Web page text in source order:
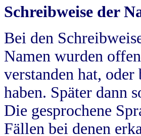
Schreibweise der
Bei den
Namen wurden
verstanden hat, oder
haben. Später dann
Die gesprochene
Fällen bei denen